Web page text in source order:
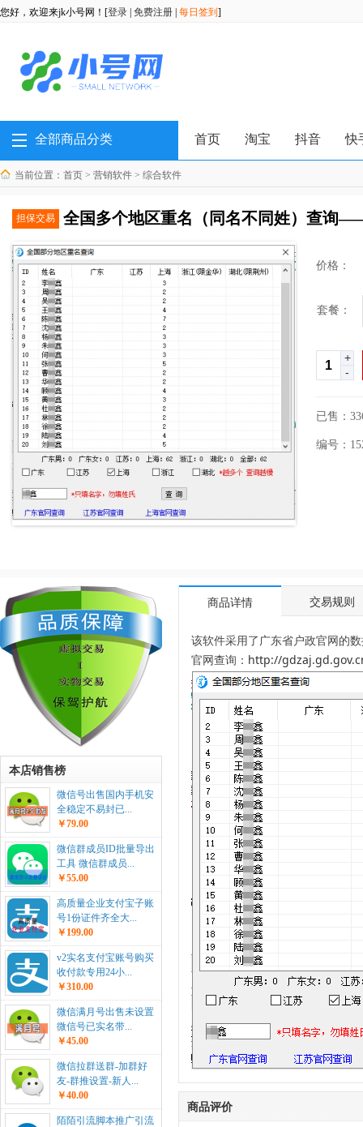
您好，欢迎来jk小号网！[登录 免费注册 每日签到 ]
全部商品分类 首页 淘宝 抖音 快
当前位置： 首页 > 营销软件 > 综合软件
担保交易 全国多个地区重名（同名不同姓）查询
价格：
套餐：
+
-
已售：
编号：
本店销售榜
微信号出售国内手机安
全稳定不易封已...
￥79.00
微信群成员ID批量导出
工具 微信群成员...
￥55.00
高质量企业支付宝子账
号1份证件齐全大...
￥199.00
v2实名支付宝账号购买
收付款专用24小...
￥310.00
微信满月号出售未设置
微信号已实名带...
￥45.00
微信拉群送群-加群好
友-群推设置-新人...
￥40.00
陌陌引流脚本推广引流
商品详情 交易规则
该软件采用了广东省户政官网的
官网查询： http://
商品评价